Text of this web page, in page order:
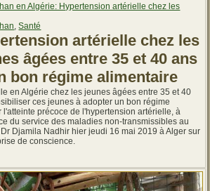
en Algérie: Hypertension artérielle chez les
,Santé
artérielle chez les
âgées entre 35 et 40 ans
bon régime alimentaire
en Algérie chez les jeunes âgées entre 35 et 40
ces jeunes à adopter un bon régime
précoce de l'hypertension artérielle, à
du service des maladies non-transmissibles au
Djamila Nadhir hier jeudi 16 mai 2019 à Alger sur
de conscience.